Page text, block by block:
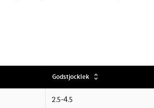
Godstjocklek
2.5-4.5